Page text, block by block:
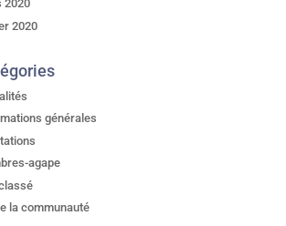
2020
2020
générales
agape
la communauté